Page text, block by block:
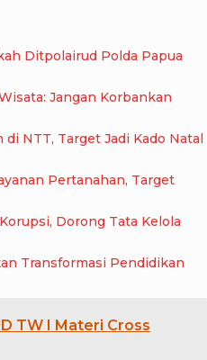
Ditpolairud Polda Papua
Jangan Korbankan
NTT, Target Jadi Kado Natal
Pertanahan, Target
Dorong Tata Kelola
Ampat Perlihatkan Transformasi Pendidikan
TW I Materi Cross